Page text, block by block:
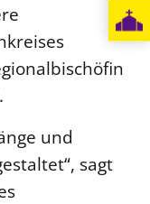
und
sagt